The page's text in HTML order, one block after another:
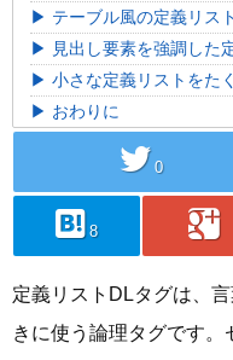
テーブル風の定義リスト
見出し要素を強調した
小さな定義リストをた
おわりに
twitter 0
hatebu 8 googleplus
定義リストDLタグは、
きに使う論理タグです